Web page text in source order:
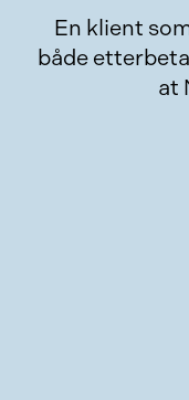
En klient
både
at